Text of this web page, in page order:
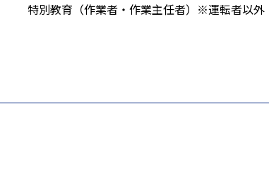
特別教育（作業者・作業主任者）※運転者以外